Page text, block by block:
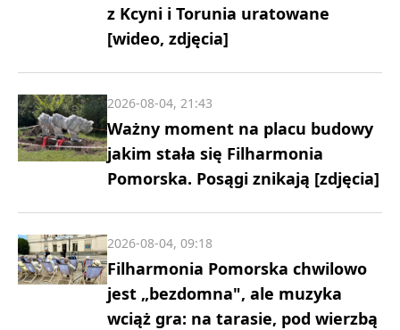
z Kcyni i Torunia uratowane
[wideo, zdjęcia]
Ważny moment na placu budowy
jakim stała się Filharmonia
Pomorska. Posągi znikają [zdjęcia]
2026-08-04, 21:43
Filharmonia Pomorska chwilowo
jest „bezdomna", ale muzyka
wciąż gra: na tarasie, pod wierzbą
2026-08-04, 09:18